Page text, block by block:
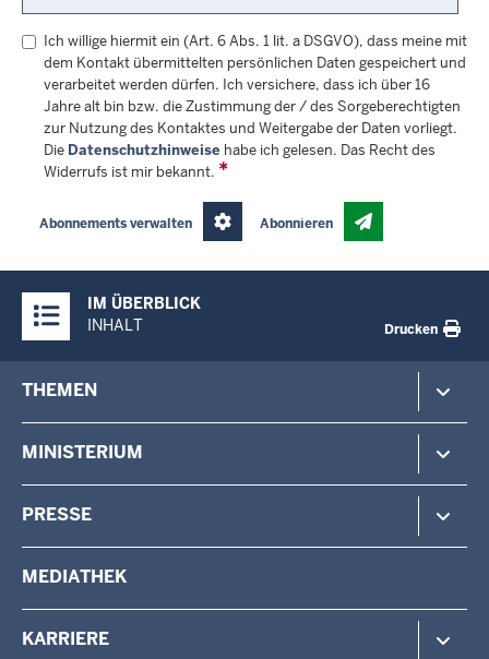
Ich willige hiermit ein (Art. 6 Abs. 1 lit. a DSGVO), dass meine mit
dem Kontakt übermittelten persönlichen Daten gespeichert und
verarbeitet werden dürfen. Ich versichere, dass ich über 16
Jahre alt bin bzw. die Zustimmung der / des Sorgeberechtigten
zur Nutzung des Kontaktes und Weitergabe der Daten vorliegt.
Die Datenschutzhinweise habe ich gelesen. Das Recht des
Widerrufs ist mir bekannt.
Abonnements verwalten Abonnieren
Inhalte
IM ÜBERBLICK
INHALT
Drucken
menu
THEMEN
Beteiligung
Verwaltung
Vermessung
MINISTERIUM
Behörden & Einrichtungen
PRESSE
MEDIATHEK
KARRIERE